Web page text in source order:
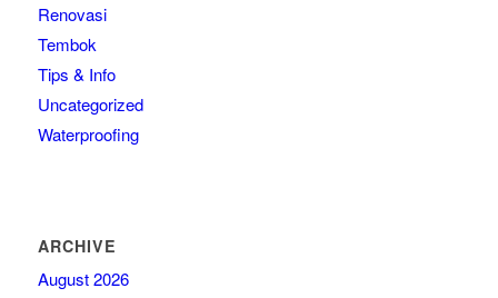
Renovasi
Tembok
Tips & Info
Uncategorized
Waterproofing
ARCHIVE
August 2026